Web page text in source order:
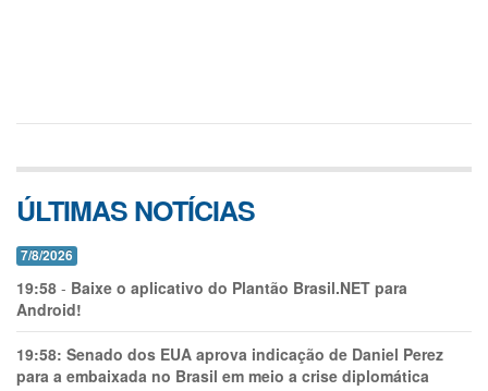
ÚLTIMAS NOTÍCIAS
7/8/2026
19:58 - Baixe o aplicativo do Plantão Brasil.NET para
Android!
19:58: Senado dos EUA aprova indicação de Daniel Perez
para a embaixada no Brasil em meio a crise diplomática